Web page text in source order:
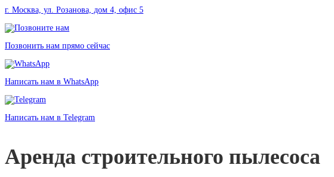
г. Москва, ул. Розанова, дом 4, офис 5
Позвонить нам прямо сейчас
Написать нам в WhatsApp
Написать нам в Telegram
Аренда строительного пылесоса